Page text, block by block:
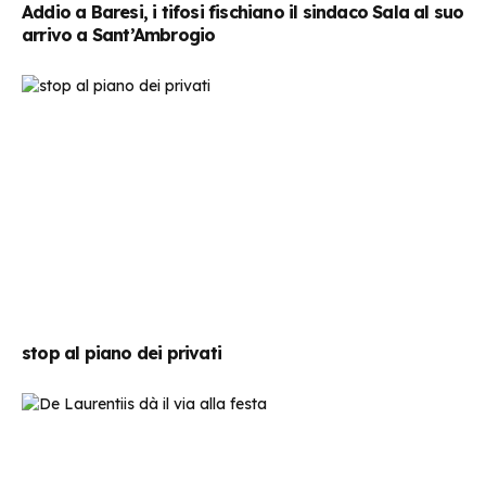
Addio a Baresi, i tifosi fischiano il sindaco Sala al suo
arrivo a Sant’Ambrogio
stop al piano dei privati